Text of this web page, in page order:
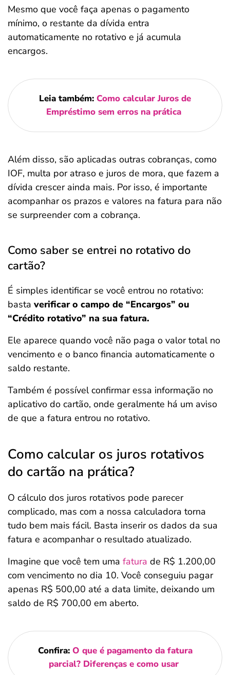
Mesmo que você faça apenas o pagamento
mínimo, o restante da dívida entra
automaticamente no rotativo e já acumula
encargos.
Leia também: Como calcular Juros de
Empréstimo sem erros na prática
Além disso, são aplicadas outras cobranças, como
IOF, multa por atraso e juros de mora, que fazem a
dívida crescer ainda mais. Por isso, é importante
acompanhar os prazos e valores na fatura para não
se surpreender com a cobrança.
Como saber se entrei no rotativo do
cartão?
É simples identificar se você entrou no rotativo:
basta verificar o campo de “Encargos” ou
“Crédito rotativo” na sua fatura.
Ele aparece quando você não paga o valor total no
vencimento e o banco financia automaticamente o
saldo restante.
Também é possível confirmar essa informação no
aplicativo do cartão, onde geralmente há um aviso
de que a fatura entrou no rotativo.
Como calcular os juros rotativos
do cartão na prática?
O cálculo dos juros rotativos pode parecer
complicado, mas com a nossa calculadora torna
tudo bem mais fácil. Basta inserir os dados da sua
fatura e acompanhar o resultado atualizado.
Imagine que você tem uma fatura de R$ 1.200,00
com vencimento no dia 10. Você conseguiu pagar
apenas R$ 500,00 até a data limite, deixando um
saldo de R$ 700,00 em aberto.
Confira: O que é pagamento da fatura
parcial? Diferenças e como usar